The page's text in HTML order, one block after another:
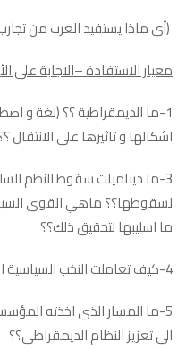
(أي ماذا يستفيد العرب من
معيار الاستفادة –الاجابة على
اشكالها و تاثيرها على الانتقال
3-ما ديناميات سقوط النظم
لسقوطها؟؟ ماهي القوى
ما اسليبها لتحقيق ذلك؟؟
4-كيف تعاملت النخب السياسية الجديدة مع تحديات مرحلة الانتقال ؟؟
5-ما المسار الذى اخذته
الى تعزيز النظام الديمقراطى؟؟